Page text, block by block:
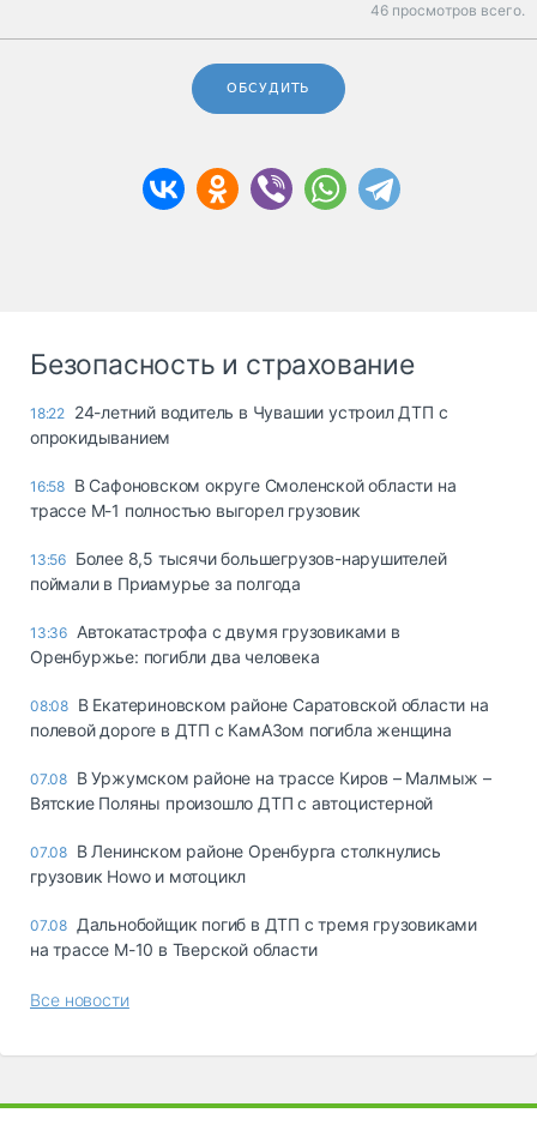
46 просмотров всего.
ОБСУДИТЬ
Безопасность и страхование
18:22 24-летний водитель в Чувашии устроил ДТП с
опрокидыванием
16:58 В Сафоновском округе Смоленской области на
трассе М-1 полностью выгорел грузовик
13:56 Более 8,5 тысячи большегрузов-нарушителей
поймали в Приамурье за полгода
13:36 Автокатастрофа с двумя грузовиками в
Оренбуржье: погибли два человека
08:08 В Екатериновском районе Саратовской области на
полевой дороге в ДТП с КамАЗом погибла женщина
07.08 В Уржумском районе на трассе Киров – Малмыж –
Вятские Поляны произошло ДТП с автоцистерной
07.08 В Ленинском районе Оренбурга столкнулись
грузовик Howo и мотоцикл
07.08 Дальнобойщик погиб в ДТП с тремя грузовиками
на трассе М-10 в Тверской области
Все новости